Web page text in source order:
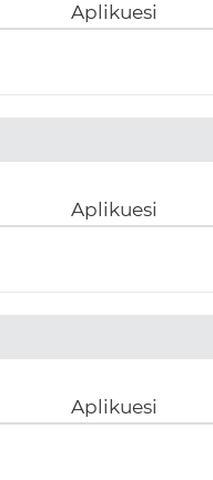
Aplikuesi
Aplikuesi
Aplikuesi